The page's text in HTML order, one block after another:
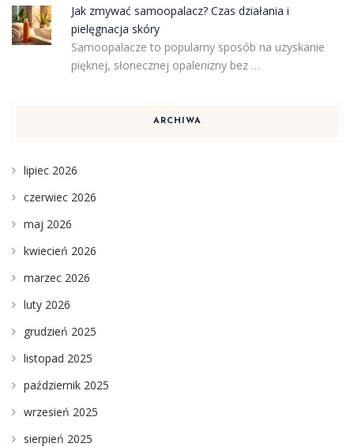
Jak zmywać samoopalacz? Czas działania i
pielęgnacja skóry
Samoopalacze to popularny sposób na uzyskanie
pięknej, słonecznej opalenizny bez …
ARCHIWA
lipiec 2026
czerwiec 2026
maj 2026
kwiecień 2026
marzec 2026
luty 2026
grudzień 2025
listopad 2025
październik 2025
wrzesień 2025
sierpień 2025